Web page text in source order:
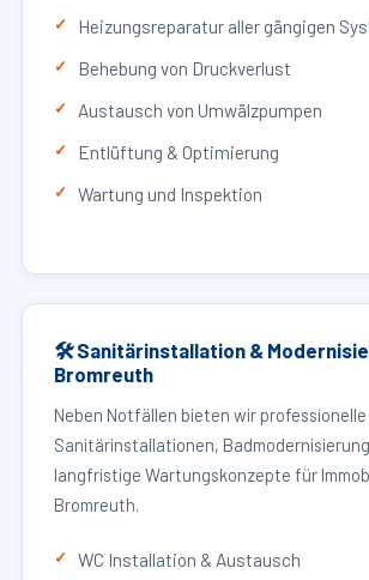
Heizungsreparatur aller gängigen
Behebung von Druckverlust
Austausch von Umwälzpumpen
Entlüftung & Optimierung
Wartung und Inspektion
🛠 Sanitärinstallation &
Bromreuth
Neben Notfällen bieten wir professionelle
Sanitärinstallationen,
langfristige Wartungskonzepte für
Bromreuth.
WC Installation & Austausch